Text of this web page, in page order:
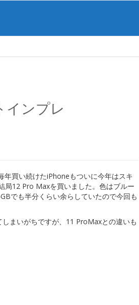
インプレ
年買い続けたiPhoneもついに今年はスキ
局12 Pro Maxを買いました。色はブルー
でも半分くらい余らしていたので今回も
まいがちですが、11 ProMaxとの違いも